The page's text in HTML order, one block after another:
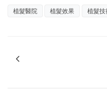
植髮醫院 植髮效果 植髮技